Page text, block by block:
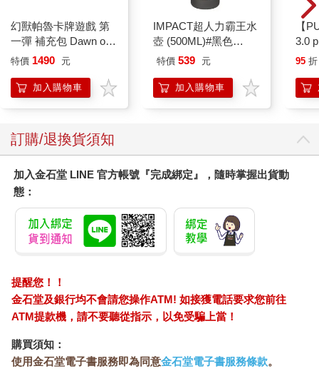
幻獸帕魯卡牌遊戲 第
一彈 補充包 Dawn of
Palpagos（日文版一
特價 1490 元
加入購物車
IMPACT超人力霸王水
壺 (500ML)#黑色
IMUTB01BK
特價 539 元
加入購物車
【
3.0
黑
95 折
訂購/退換貨須知
加入金石堂 LINE 官方帳號『完成綁定』，隨時掌握出貨動
態：
提醒您！！
金石堂及銀行均不會請您操作ATM! 如接獲電話要求您前往
ATM提款機，請不要聽從指示，以免受騙上當！
購買須知：
使用金石堂電子書服務即為同意金石堂電子書服務條款。